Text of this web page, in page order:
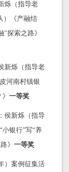
烁（指导老
）《产融结
探索之路》
新烁（指导老
河南村镇银
一等奖
侯新烁（指导
银行”写“养
》 一等奖
）案例征集活